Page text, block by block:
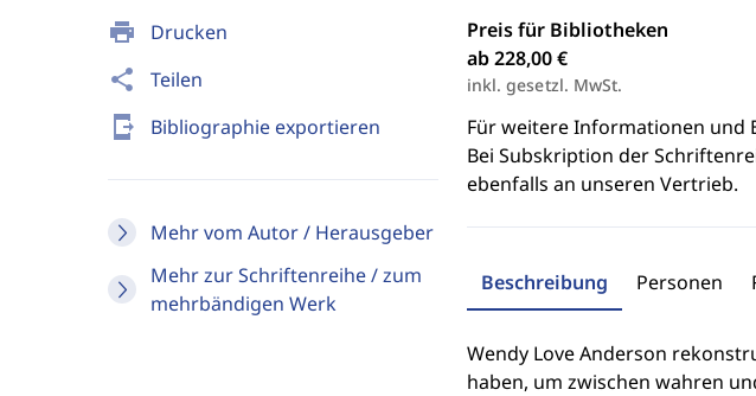
print Drucken
share Teilen
send_to_mobile Bibliographie exportieren
Mehr vom Autor / Herausgeber
Mehr zur Schriftenreihe / zum
mehrbändigen Werk
Preis für Bibliotheken
ab 228,00 €
inkl. gesetzl. MwSt.
Für weitere Informationen und
Bei Subskription der
ebenfalls an unseren Vertrieb.
Beschreibung Personen
Wendy Love Anderson
haben, um zwischen wahren